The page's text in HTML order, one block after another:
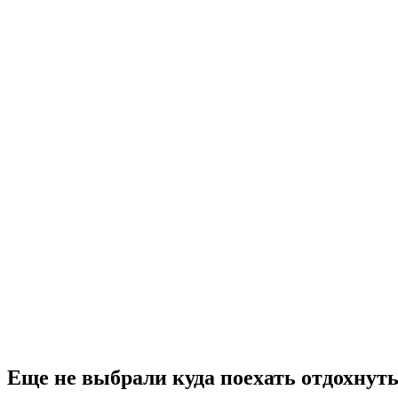
Еще не выбрали куда поехать